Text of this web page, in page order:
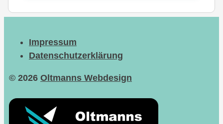
Impressum
Datenschutzerklärung
© 2026 Oltmanns Webdesign